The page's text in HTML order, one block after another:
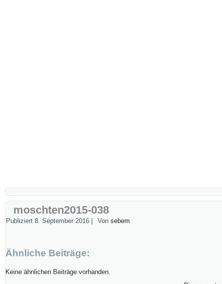
moschten2015-038
Publiziert 8. September 2016 Von sebem
Ähnliche Beiträge:
Keine ähnlichen Beiträge vorhanden.